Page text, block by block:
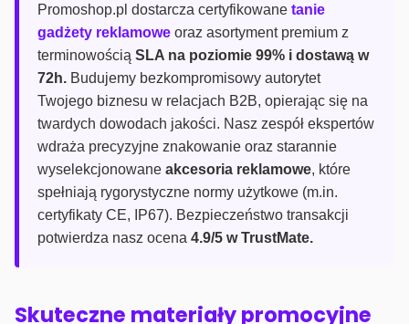
Promoshop.pl dostarcza certyfikowane tanie
gadżety reklamowe oraz asortyment premium z
terminowością SLA na poziomie 99% i dostawą w
72h. Budujemy bezkompromisowy autorytet
Twojego biznesu w relacjach B2B, opierając się na
twardych dowodach jakości. Nasz zespół ekspertów
wdraża precyzyjne znakowanie oraz starannie
wyselekcjonowane akcesoria reklamowe, które
spełniają rygorystyczne normy użytkowe (m.in.
certyfikaty CE, IP67). Bezpieczeństwo transakcji
potwierdza nasz ocena 4.9/5 w TrustMate.
Skuteczne materiały promocyjne